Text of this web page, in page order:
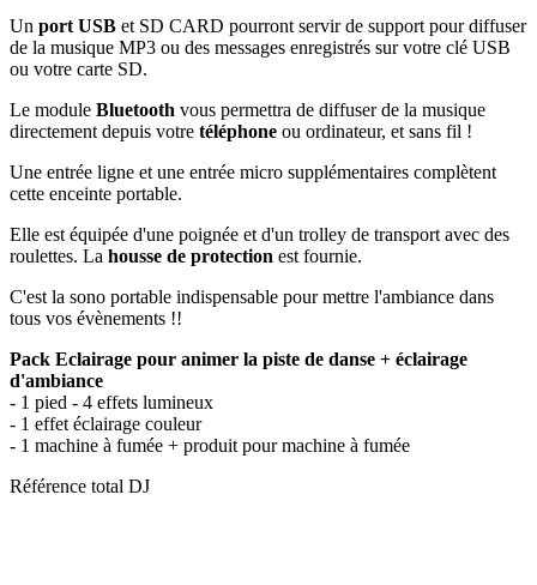
Un port USB et SD CARD pourront servir de support pour diffuser
de la musique MP3 ou des messages enregistrés sur votre clé USB
ou votre carte SD.
Le module Bluetooth vous permettra de diffuser de la musique
directement depuis votre téléphone ou ordinateur, et sans fil !
Une entrée ligne et une entrée micro supplémentaires complètent
cette enceinte portable.
Elle est équipée d'une poignée et d'un trolley de transport avec des
roulettes. La housse de protection est fournie.
C'est la sono portable indispensable pour mettre l'ambiance dans
tous vos évènements !!
Pack Eclairage pour animer la piste de danse + éclairage
d'ambiance
- 1 pied - 4 effets lumineux
- 1 effet éclairage couleur
- 1 machine à fumée + produit pour machine à fumée
Référence total DJ